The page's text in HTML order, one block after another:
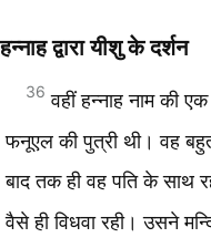
हन्नाह द्वारा यीशु के दर्शन
36 वहीं हन्नाह नाम की
फनूएल की पुत्री थी। वह
बाद तक ही वह पति के साथ
वैसे ही विधवा रही। उसने